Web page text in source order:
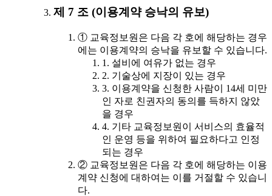
제 7 조 (이용계약 승낙의 유보)
① 교육정보원은 다음 각 호에 해당하는 경우
에는 이용계약의 승낙을 유보할 수 있습니다.
1. 설비에 여유가 없는 경우
2. 기술상에 지장이 있는 경우
3. 이용계약을 신청한 사람이 14세 미만
인 자로 친권자의 동의를 득하지 않았
을 경우
4. 기타 교육정보원이 서비스의 효율적
인 운영 등을 위하여 필요하다고 인정
되는 경우
② 교육정보원은 다음 각 호에 해당하는 이용
계약 신청에 대하여는 이를 거절할 수 있습니
다.